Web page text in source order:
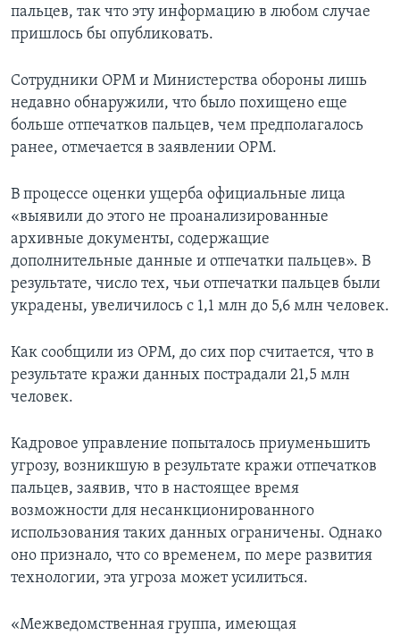
пальцев, так что эту информацию в любом случае
пришлось бы опубликовать.
Сотрудники ОРМ и Министерства обороны лишь
недавно обнаружили, что было похищено еще
больше отпечатков пальцев, чем предполагалось
ранее, отмечается в заявлении ОРМ.
В процессе оценки ущерба официальные лица
«выявили до этого не проанализированные
архивные документы, содержащие
дополнительные данные и отпечатки пальцев». В
результате, число тех, чьи отпечатки пальцев были
украдены, увеличилось с 1,1 млн до 5,6 млн человек.
Как сообщили из ОРМ, до сих пор считается, что в
результате кражи данных пострадали 21,5 млн
человек.
Кадровое управление попыталось приуменьшить
угрозу, возникшую в результате кражи отпечатков
пальцев, заявив, что в настоящее время
возможности для несанкционированного
использования таких данных ограничены. Однако
оно признало, что со временем, по мере развития
технологии, эта угроза может усилиться.
«Межведомственная группа, имеющая